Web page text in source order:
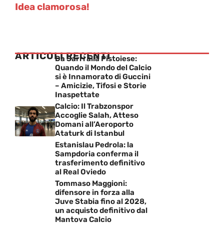
Idea clamorosa!
ARTICOLI RECENTI
Da Sarri alla Pistoiese:
Quando il Mondo del Calcio
si è Innamorato di Guccini
– Amicizie, Tifosi e Storie
Inaspettate
Calcio: Il Trabzonspor
Accoglie Salah, Atteso
Domani all’Aeroporto
Ataturk di Istanbul
Estanislau Pedrola: la
Sampdoria conferma il
trasferimento definitivo
al Real Oviedo
Tommaso Maggioni:
difensore in forza alla
Juve Stabia fino al 2028,
un acquisto definitivo dal
Mantova Calcio